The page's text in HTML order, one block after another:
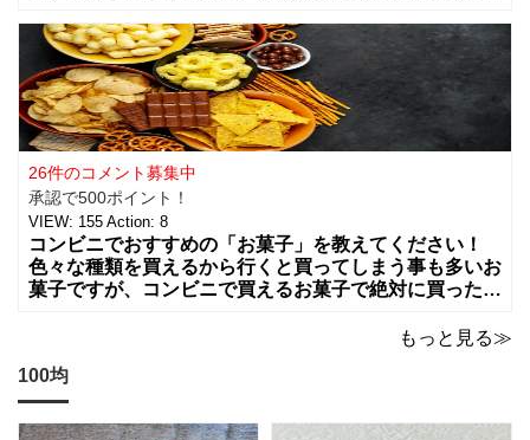
カップラーメンやコンビニ弁当、総菜やサラダ
26件のコメント募集中
承認で500ポイント！
VIEW: 155 Action: 8
コンビニでおすすめの「お菓子」を教えてください！
色々な種類を買えるから行くと買ってしまう事も多いお
菓子ですが、コンビニで買えるお菓子で絶対に買った方
もっと見る≫
100均